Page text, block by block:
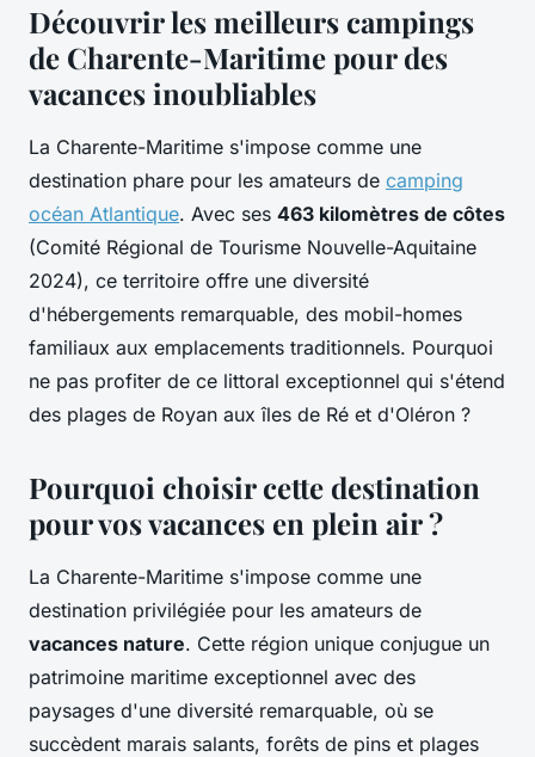
Découvrir les meilleurs campings
de Charente-Maritime pour des
vacances inoubliables
La Charente-Maritime s'impose comme une
destination phare pour les amateurs de camping
océan Atlantique. Avec ses 463 kilomètres de côtes
(Comité Régional de Tourisme Nouvelle-Aquitaine
2024), ce territoire offre une diversité
d'hébergements remarquable, des mobil-homes
familiaux aux emplacements traditionnels. Pourquoi
ne pas profiter de ce littoral exceptionnel qui s'étend
des plages de Royan aux îles de Ré et d'Oléron ?
Pourquoi choisir cette destination
pour vos vacances en plein air ?
La Charente-Maritime s'impose comme une
destination privilégiée pour les amateurs de
vacances nature. Cette région unique conjugue un
patrimoine maritime exceptionnel avec des
paysages d'une diversité remarquable, où se
succèdent marais salants, forêts de pins et plages